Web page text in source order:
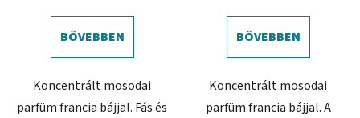
BŐVEBBEN
Koncentrált mosodai
parfüm francia bájjal. Fás és
BŐVEBBEN
Koncentrált mosodai
parfüm francia bájjal. A